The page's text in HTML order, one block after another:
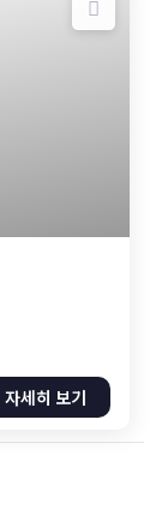
자세히 보기